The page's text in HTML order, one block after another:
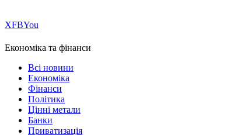
ХFBYou
Економіка та фінанси
Всі новини
Економіка
Фінанси
Політика
Цінні метали
Банки
Приватизація